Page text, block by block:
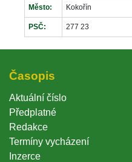
Město: Kokořín
PSČ: 277 23
Časopi
Aktuální číslo
Předplatné
Redakce
Termíny vycházení
Inzerce